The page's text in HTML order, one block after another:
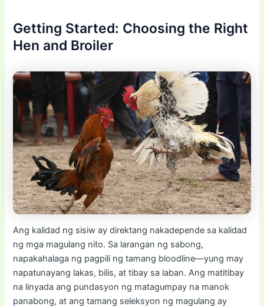
Getting Started: Choosing the Right
Hen and Broiler
Ang kalidad ng sisiw ay direktang nakadepende sa kalidad
ng mga magulang nito. Sa larangan ng sabong,
napakahalaga ng pagpili ng tamang bloodline—yung may
napatunayang lakas, bilis, at tibay sa laban. Ang matitibay
na linyada ang pundasyon ng matagumpay na manok
panabong, at ang tamang seleksyon ng magulang ay